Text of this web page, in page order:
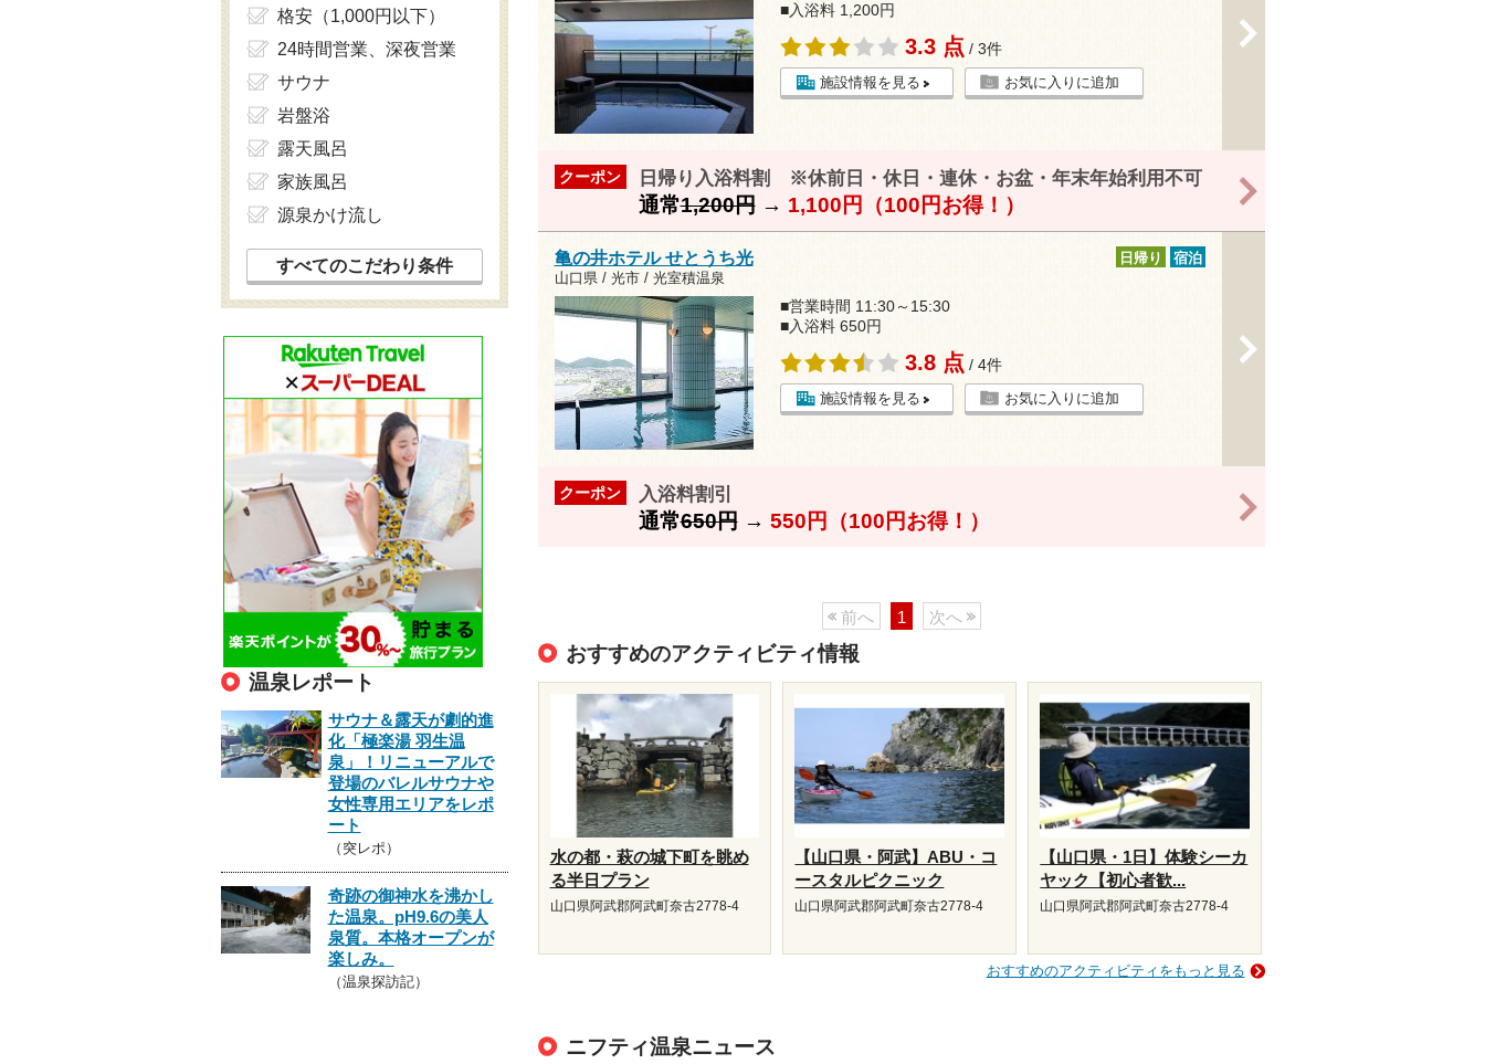
■入浴料 1,200円
3.3 点 / 3件
施設情報を見る お気に入りに追加
クーポン 日帰り入浴料割 ※休前日・休日・連休・お盆・年末年始利用不可
通常1,200円→ 1,100円（100円お得！）
亀の井ホテル せとうち光
山口県 / 光市 / 光室積温泉
日帰り 宿泊
■営業時間 11:30～15:30
■入浴料 650円
3.8 点 / 4件
施設情報を見る お気に入りに追加
クーポン 入浴料割引
通常650円→ 550円（100円お得！）
前へ 1 次へ
おすすめのアクティビティ情報
水の都・萩の城下町を眺め
る半日プラン
山口県阿武郡阿武町奈古2778-4
【山口県・阿武】ABU・コ
ースタルピクニック
山口県阿武郡阿武町奈古2778-4
【山口県・1日】体験シーカ
ヤック【初心者歓...
山口県阿武郡阿武町奈古2778-4
おすすめのアクティビティをもっと見る
ニフティ温泉ニュース
格安（1,000円以下）
24時間営業、深夜営業
サウナ
岩盤浴
露天風呂
家族風呂
源泉かけ流し
すべてのこだわり条件
温泉レポート
サウナ＆露天が劇的進
化「極楽湯 羽生温
泉」！リニューアルで
登場のバレルサウナや
女性専用エリアをレポ
ート
（突レポ）
奇跡の御神水を沸かし
た温泉。pH9.6の美人
泉質。本格オープンが
楽しみ。
（温泉探訪記）